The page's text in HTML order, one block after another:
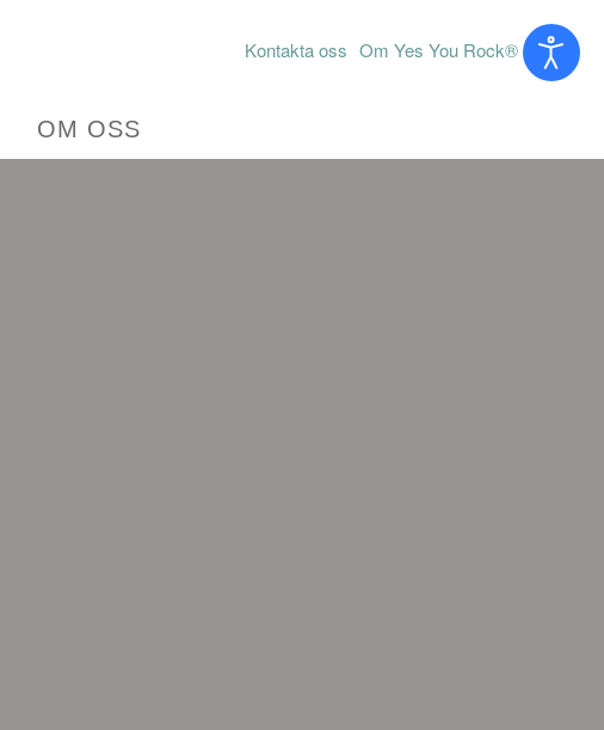
Kontakta oss Om Yes You Rock®
OM OSS